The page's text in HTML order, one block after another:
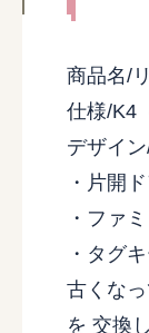
商品名/
仕様/K4
デザイ
・片開
・ファ
・タグ
古くな
を 交換